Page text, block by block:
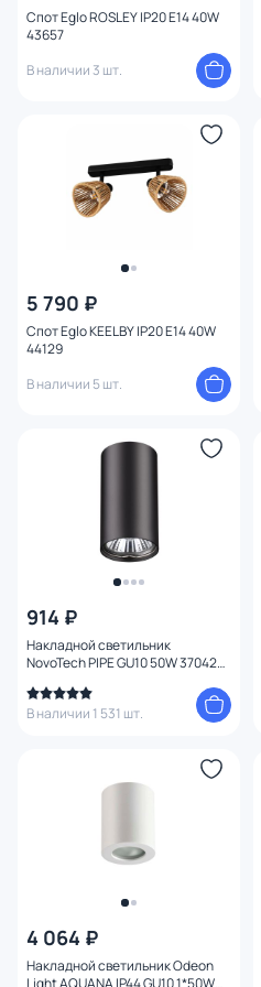
Спот Eglo ROSLEY IP20 E14 40W
43657
В наличии 3 шт.
5 790 ₽
Спот Eglo KEELBY IP20 E14 40W
44129
В наличии 5 шт.
914 ₽
Накладной светильник
NovoTech PIPE GU10 50W 370420
В наличии 1 531 шт.
4 064 ₽
Накладной светильник Odeon
Light AQUANA IP44 GU10 1*50W